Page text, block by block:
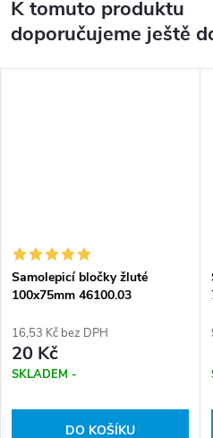
K tomuto produktu
doporučujeme ještě
Samolepicí bločky žluté
100x75mm 46100.03
16,53 Kč bez DPH
20 Kč
SKLADEM -
DO KOŠÍKU